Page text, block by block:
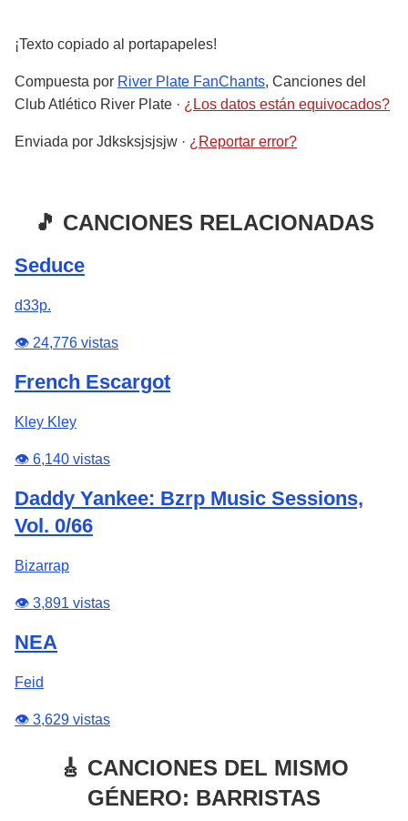
¡Texto copiado al portapapeles!
Compuesta por River Plate FanChants, Canciones del
Club Atlético River Plate · ¿Los datos están equivocados?
Enviada por Jdksksjsjsjw · ¿Reportar error?
🎵 CANCIONES RELACIONADAS
Seduce
d33p.
👁️ 24,776 vistas
French Escargot
Kley Kley
👁️ 6,140 vistas
Daddy Yankee: Bzrp Music Sessions,
Vol. 0/66
Bizarrap
👁️ 3,891 vistas
NEA
Feid
👁️ 3,629 vistas
🎸 CANCIONES DEL MISMO
GÉNERO: BARRISTAS